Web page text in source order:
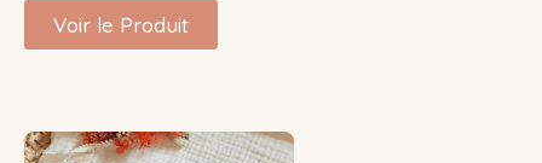
Voir le Produit